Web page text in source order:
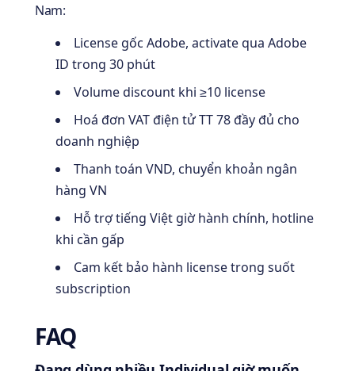
Nam:
License gốc Adobe, activate qua Adobe
ID trong 30 phút
Volume discount khi ≥10 license
Hoá đơn VAT điện tử TT 78 đầy đủ cho
doanh nghiệp
Thanh toán VND, chuyển khoản ngân
hàng VN
Hỗ trợ tiếng Việt giờ hành chính, hotline
khi cần gấp
Cam kết bảo hành license trong suốt
subscription
FAQ